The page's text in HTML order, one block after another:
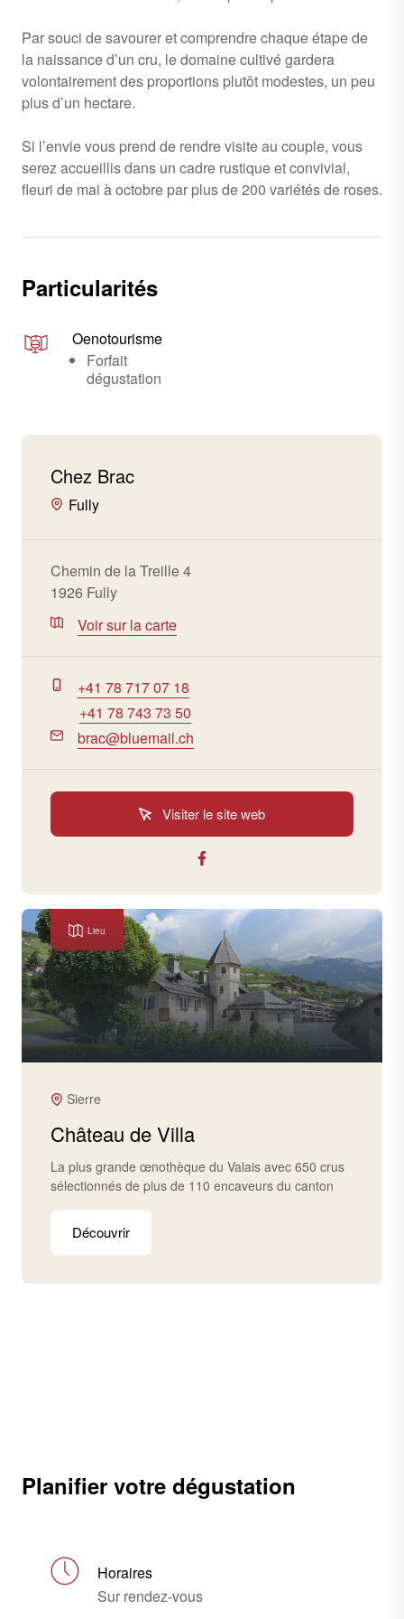
Par souci de savourer et comprendre chaque étape de
la naissance d’un cru, le domaine cultivé gardera
volontairement des proportions plutôt modestes, un peu
plus d’un hectare.
Si l’envie vous prend de rendre visite au couple, vous
serez accueillis dans un cadre rustique et convivial,
fleuri de mai à octobre par plus de 200 variétés de roses.
Particularités
Oenotourisme
Forfait
dégustation
Chez Brac
Fully
Chemin de la Treille 4
1926 Fully
Voir sur la carte
+41 78 717 07 18
+41 78 743 73 50
brac@bluemail.ch
Visiter le site web
Lieu
Sierre
Château de Villa
La plus grande œnothèque du Valais avec 650 crus
sélectionnés de plus de 110 encaveurs du canton
Découvrir
Planifier votre dégustation
Horaires
Sur rendez-vous